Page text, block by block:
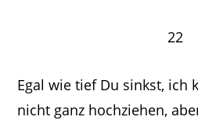
22
Egal wie tief Du sinkst, ich
nicht ganz hochziehen,